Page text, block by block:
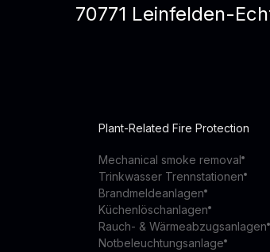
70771 Leinfelden-
Plant-Related Fire Protection
Mechanical smoke removal
Trinkwasser Trennstationen
Brandmeldeanlagen
Küchenlöschanlagen
Rauch- & Wärmeabzugsanlagen
Notbeleuchtungsanlage